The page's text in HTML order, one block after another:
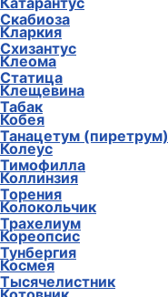
Скабиоза
Схизантус
Статица
Табак
Танацетум (пиретрум)
Тимофилла
Торения
Трахелиум
Тунбергия
Тысячелистник
Кларкия
Клеома
Клещевина
Кобея
Колеус
Коллинзия
Колокольчик
Кореопсис
Космея